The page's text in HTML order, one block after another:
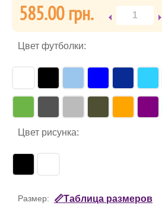
585.00 грн.
Цвет футболки:
Цвет рисунка:
Размер: 📏Таблица размеров